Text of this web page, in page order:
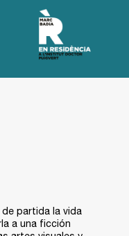
partida la vida
a una ficción